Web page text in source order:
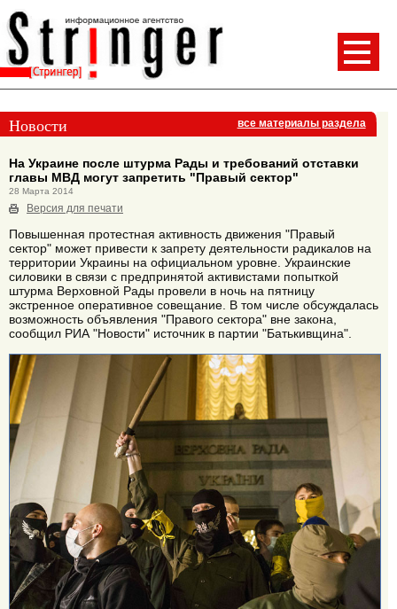
Новости все материалы раздела
На Украине после штурма Рады и требований отставки
главы МВД могут запретить "Правый сектор"
28 Марта 2014
Версия для печати
Повышенная протестная активность движения "Правый
сектор" может привести к запрету деятельности радикалов на
территории Украины на официальном уровне. Украинские
силовики в связи с предпринятой активистами попыткой
штурма Верховной Рады провели в ночь на пятницу
экстренное оперативное совещание. В том числе обсуждалась
возможность объявления "Правого сектора" вне закона,
сообщил РИА "Новости" источник в партии "Батькивщина".